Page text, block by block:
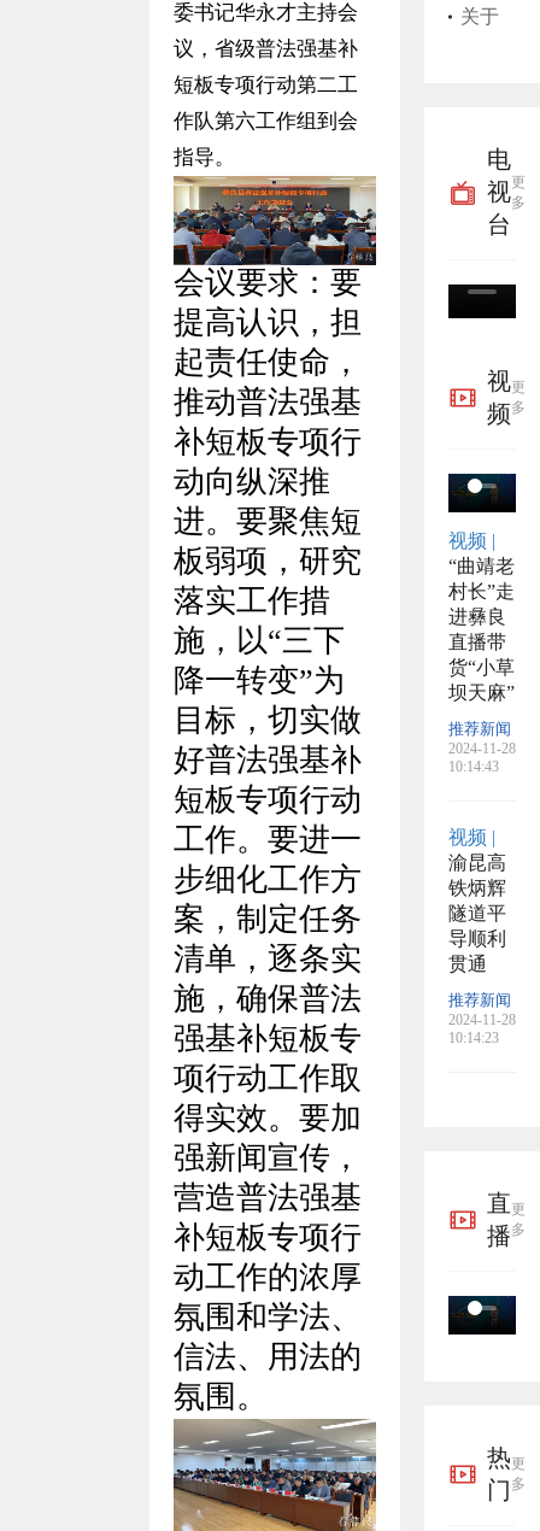
委书记华永才主持会
议，省级普法强基补
短板专项行动第二工
作队第六工作组到会
指导。
会议要求 ： 要
提高认识，担
起责任使命，
推动普法强基
补短板专项行
动向纵深推
进。要聚焦短
板弱项，研究
落实工作措
施，以“三下
降一转变”为
目标，切实做
好普法强基补
短板专项行动
工作。要进一
步细化工作方
案，制定任务
清单，逐条实
施，确保普法
强基补短板专
项行动工作取
得实效。要加
强新闻宣传，
营造普法强基
补短板专项行
动工作的浓厚
氛围和学法、
信法、用法的
氛围。
龄津
废声
公告
书遗
发店
证过
期作
良县
巡察
完成
报方
县粮
备有
限责
展粮
后服
务事
项的
公告
关于
领域
腐败
告
电
视
台
更
多
视
频
更
多
视频 |
“曲靖老
村长”走
进彝良
直播带
货“小草
坝天麻”
推荐新闻
2024-11-28
10:14:43
视频 |
渝昆高
铁炳辉
隧道平
导顺利
贯通
推荐新闻
2024-11-28
10:14:23
直
播
更
多
热
门
更
多